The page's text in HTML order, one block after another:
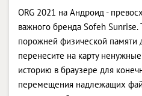
ORG 2021 на Андроид -
важного бренда Sofeh
порожней физической памяти
перенесите на карту
историю в браузере для
перемещения надлежащих